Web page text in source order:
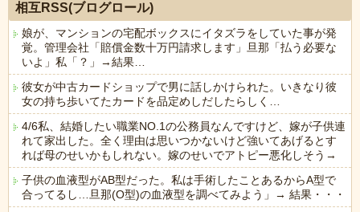
相互RSS(ブログロール)
娘が、マンションの宅配ボックスにイタズラをしていた事が発
覚。管理会社「賠償金数十万円請求します」旦那「払う必要な
いよ」私「？」→結果…
彼女が中古カードショップで男に話しかけられた。いきなり彼
女の持ち歩いてたカードを品定めしだしたらしく…
4/6私、結婚したい職業NO.1の公務員なんですけど、嫁が子供連
れて家出した。全く理由は思いつかないけど強いてあげるとす
れば母のせいかもしれない。嫁のせいでアトピー悪化しそう→
子供の血液型がAB型だった。私は手術したことあるからA型で
合ってるし…旦那(O型)の血液型を調べてみよう」→ 結果・・・